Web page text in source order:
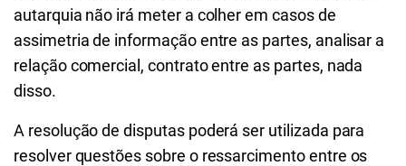
autarquia não irá meter a colher em casos de
assimetria de informação entre as partes, analisar a
relação comercial, contrato entre as partes, nada
disso.
A resolução de disputas poderá ser utilizada para
resolver questões sobre o ressarcimento entre os